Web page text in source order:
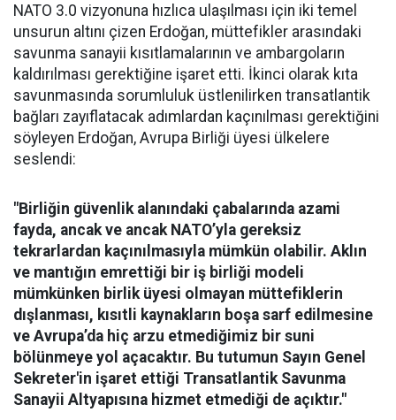
NATO 3.0 vizyonuna hızlıca ulaşılması için iki temel
unsurun altını çizen Erdoğan, müttefikler arasındaki
savunma sanayii kısıtlamalarının ve ambargoların
kaldırılması gerektiğine işaret etti. İkinci olarak kıta
savunmasında sorumluluk üstlenilirken transatlantik
bağları zayıflatacak adımlardan kaçınılması gerektiğini
söyleyen Erdoğan, Avrupa Birliği üyesi ülkelere
seslendi:
"Birliğin güvenlik alanındaki çabalarında azami
fayda, ancak ve ancak NATO’yla gereksiz
tekrarlardan kaçınılmasıyla mümkün olabilir. Aklın
ve mantığın emrettiği bir iş birliği modeli
mümkünken birlik üyesi olmayan müttefiklerin
dışlanması, kısıtli kaynakların boşa sarf edilmesine
ve Avrupa’da hiç arzu etmediğimiz bir suni
bölünmeye yol açacaktır. Bu tutumun Sayın Genel
Sekreter'in işaret ettiği Transatlantik Savunma
Sanayii Altyapısına hizmet etmediği de açıktır."